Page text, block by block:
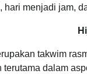
hari menjadi jam,
takwim
terutama dalam